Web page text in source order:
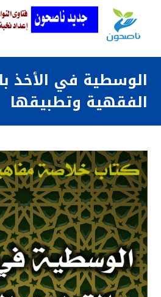
الوسطية في الأخذ
الفقهية وتطبيقها